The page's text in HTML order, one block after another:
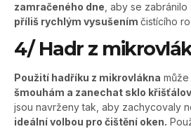
zamračeného dne , aby se
příliš rychlým vysušením čistícího
4/ Hadr z
Použití hadříku z mikrovlákna
šmouhám a zanechat sklo
jsou navrženy tak, aby zachycovaly
ideální volbou pro čištění oken.